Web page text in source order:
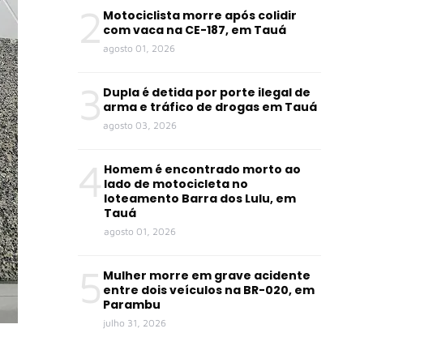
2 Motociclista morre após colidir
com vaca na CE-187, em Tauá
agosto 01, 2026
3 Dupla é detida por porte ilegal de
arma e tráfico de drogas em Tauá
agosto 03, 2026
4 Homem é encontrado morto ao
lado de motocicleta no
loteamento Barra dos Lulu, em
Tauá
agosto 01, 2026
5 Mulher morre em grave acidente
entre dois veículos na BR-020, em
Parambu
julho 31, 2026